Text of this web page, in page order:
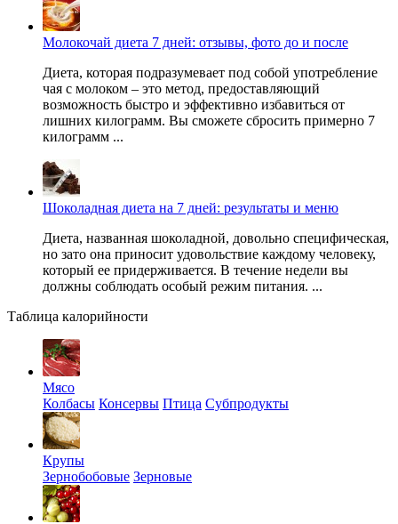
Молокочай диета 7 дней: отзывы, фото до и после
Диета, которая подразумевает под собой употребление
чая с молоком – это метод, предоставляющий
возможность быстро и эффективно избавиться от
лишних килограмм. Вы сможете сбросить примерно 7
килограмм ...
Шоколадная диета на 7 дней: результаты и меню
Диета, названная шоколадной, довольно специфическая,
но зато она приносит удовольствие каждому человеку,
который ее придерживается. В течение недели вы
должны соблюдать особый режим питания. ...
Таблица калорийности
Мясо
Колбасы Консервы Птица Субпродукты
Крупы
Зернобобовые Зерновые